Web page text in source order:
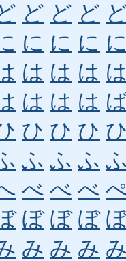
ど ど ど
に に に
は は は
は は は
ひ ひ ひ
ふ ふ ふ
べ べ べ
ぼ ぼ ぼ
み み み